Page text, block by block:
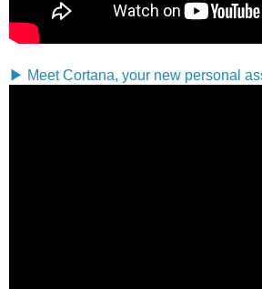
▶ Meet Cortana, your new personal